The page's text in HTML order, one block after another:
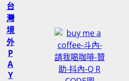
台
灣
境
外
P
A
Y